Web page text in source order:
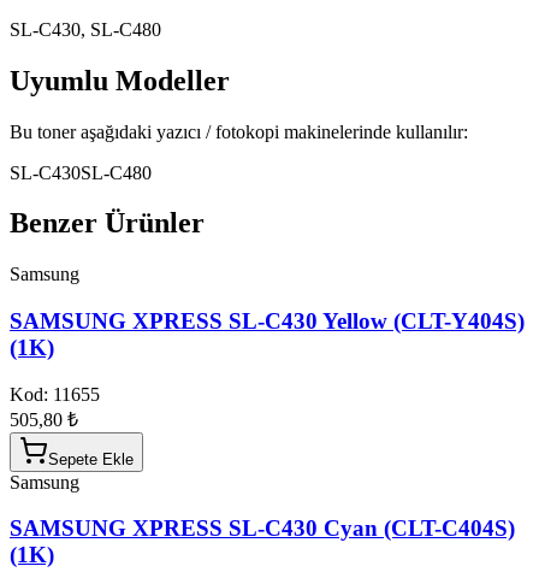
SL-C430, SL-C480
Uyumlu Modeller
Bu toner aşağıdaki yazıcı / fotokopi makinelerinde kullanılır:
SL-C430SL-C480
Benzer Ürünler
Samsung
SAMSUNG XPRESS SL-C430 Yellow (CLT-Y404S)
(1K)
Kod: 11655
505,80 ₺
Sepete Ekle
Samsung
SAMSUNG XPRESS SL-C430 Cyan (CLT-C404S)
(1K)